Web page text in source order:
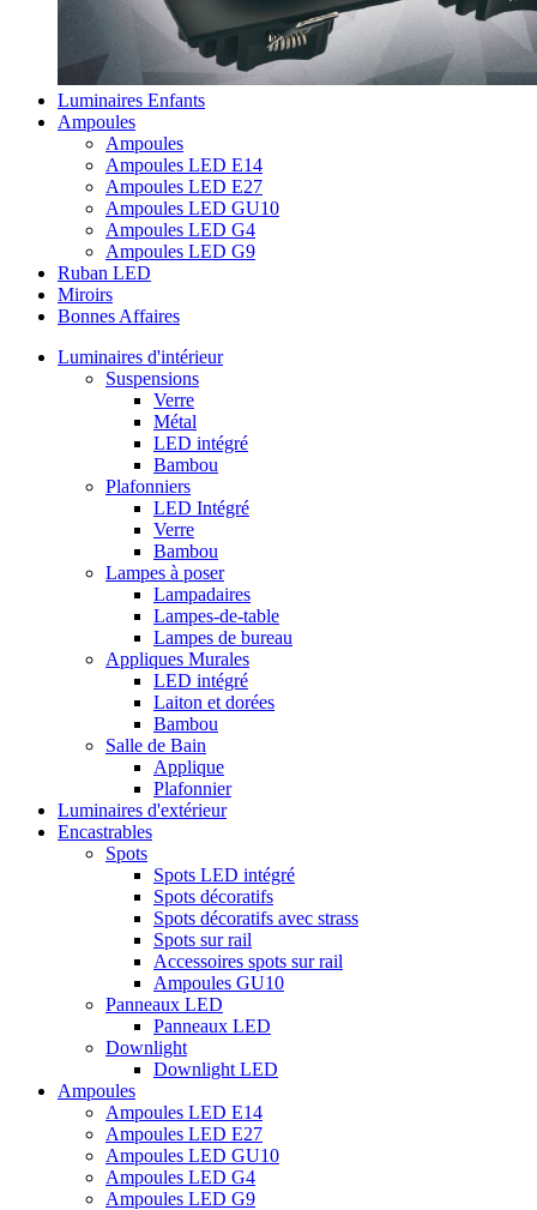
Luminaires Enfants
Ampoules
Ampoules
Ampoules LED E14
Ampoules LED E27
Ampoules LED GU10
Ampoules LED G4
Ampoules LED G9
Ruban LED
Miroirs
Bonnes Affaires
Luminaires d'intérieur
Suspensions
Verre
Métal
LED intégré
Bambou
Plafonniers
LED Intégré
Verre
Bambou
Lampes à poser
Lampadaires
Lampes-de-table
Lampes de bureau
Appliques Murales
LED intégré
Laiton et dorées
Bambou
Salle de Bain
Applique
Plafonnier
Luminaires d'extérieur
Encastrables
Spots
Spots LED intégré
Spots décoratifs
Spots décoratifs avec strass
Spots sur rail
Accessoires spots sur rail
Ampoules GU10
Panneaux LED
Panneaux LED
Downlight
Downlight LED
Ampoules
Ampoules LED E14
Ampoules LED E27
Ampoules LED GU10
Ampoules LED G4
Ampoules LED G9